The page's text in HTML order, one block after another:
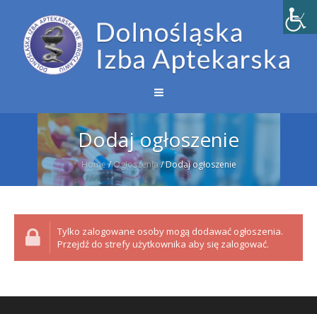
Dodaj ogłoszenie
Home/Ogłoszenia/Dodaj ogłoszenie
Tylko zalogowane osoby mogą dodawać ogłoszenia.
Przejdź do strefy użytkownika aby się zalogować.